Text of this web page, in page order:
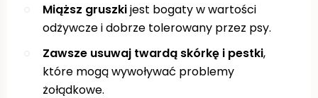
Miąższ gruszkijest bogaty w wartości
odżywcze i dobrze tolerowany przez psy.
Zawsze usuwaj twardą skórkę i pestki,
które mogą wywoływać problemy
żołądkowe.